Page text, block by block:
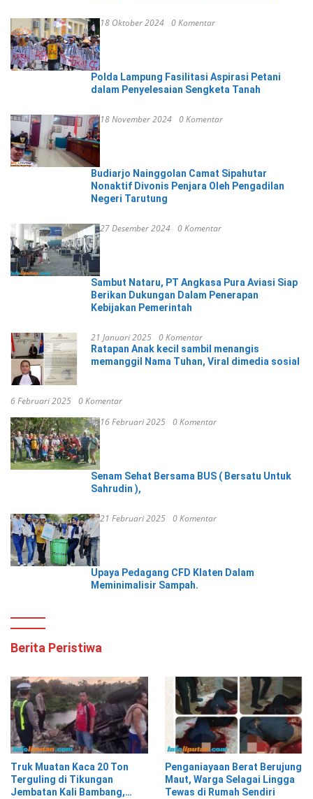
18 Oktober 2024 0 Komentar
Polda Lampung Fasilitasi Aspirasi Petani
dalam Penyelesaian Sengketa Tanah
18 November 2024 0 Komentar
Budiarjo Nainggolan Camat Sipahutar
Nonaktif Divonis Penjara Oleh Pengadilan
Negeri Tarutung
27 Desember 2024 0 Komentar
Sambut Nataru, PT Angkasa Pura Aviasi Siap
Berikan Dukungan Dalam Penerapan
Kebijakan Pemerintah
21 Januari 2025 0 Komentar
Ratapan Anak kecil sambil menangis
memanggil Nama Tuhan, Viral dimedia sosial
6 Februari 2025 0 Komentar
16 Februari 2025 0 Komentar
Senam Sehat Bersama BUS ( Bersatu Untuk
Sahrudin ),
21 Februari 2025 0 Komentar
Upaya Pedagang CFD Klaten Dalam
Meminimalisir Sampah.
Berita Peristiwa
Truk Muatan Kaca 20 Ton
Terguling di Tikungan
Jembatan Kali Bambang,
Penganiayaan Berat Berujung
Maut, Warga Selagai Lingga
Tewas di Rumah Sendiri